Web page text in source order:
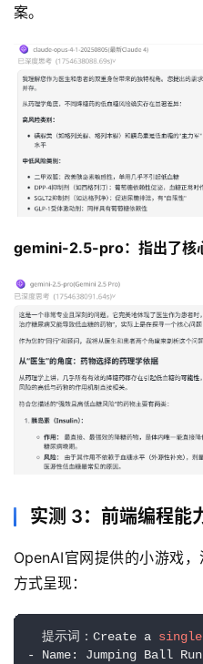
案。
gemini-2.5-pro： 指出了核
实测 3：前端编程能
OpenAI官网提供的小游戏
方式呈现：
  提示词：Create a
single
- Name: Jumping Ball